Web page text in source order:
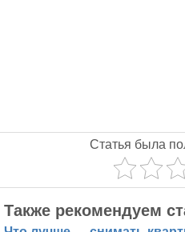
Статья была
Также рекомендуем